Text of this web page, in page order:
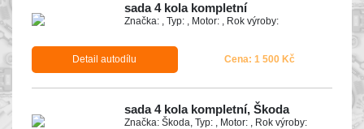
sada 4 kola kompletní
Značka: , Typ: , Motor: , Rok výroby:
Detail autodílu Cena: 1 500 Kč
sada 4 kola kompletní, Škoda
Značka: Škoda, Typ: , Motor: , Rok výroby: